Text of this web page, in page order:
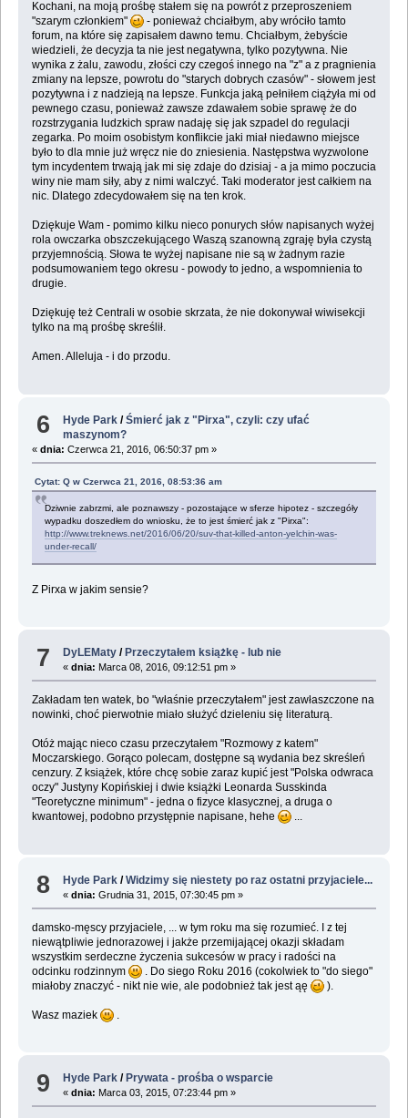
Kochani, na moją prośbę stałem się na powrót z przeproszeniem
"szarym członkiem"
- ponieważ chciałbym, aby wróciło tamto
forum, na które się zapisałem dawno temu. Chciałbym, żebyście
wiedzieli, że decyzja ta nie jest negatywna, tylko pozytywna. Nie
wynika z żalu, zawodu, złości czy czegoś innego na "z" a z pragnienia
zmiany na lepsze, powrotu do "starych dobrych czasów" - słowem jest
pozytywna i z nadzieją na lepsze. Funkcja jaką pełniłem ciążyła mi od
pewnego czasu, ponieważ zawsze zdawałem sobie sprawę że do
rozstrzygania ludzkich spraw nadaję się jak szpadel do regulacji
zegarka. Po moim osobistym konflikcie jaki miał niedawno miejsce
było to dla mnie już wręcz nie do zniesienia. Następstwa wyzwolone
tym incydentem trwają jak mi się zdaje do dzisiaj - a ja mimo poczucia
winy nie mam siły, aby z nimi walczyć. Taki moderator jest całkiem na
nic. Dlatego zdecydowałem się na ten krok.
Dziękuje Wam - pomimo kilku nieco ponurych słów napisanych wyżej
rola owczarka obszczekującego Waszą szanowną zgraję była czystą
przyjemnością. Słowa te wyżej napisane nie są w żadnym razie
podsumowaniem tego okresu - powody to jedno, a wspomnienia to
drugie.
Dziękuję też Centrali w osobie skrzata, że nie dokonywał wiwisekcji
tylko na mą prośbę skreślił.
Amen. Alleluja - i do przodu.
6 Hyde Park /Śmierć jak z "Pirxa", czyli: czy ufać
maszynom?
« dnia: Czerwca 21, 2016, 06:50:37 pm »
Cytat: Q w Czerwca 21, 2016, 08:53:36 am
Dziwnie zabrzmi, ale poznawszy - pozostające w sferze hipotez - szczegóły
wypadku doszedłem do wniosku, że to jest śmierć jak z "Pirxa":
http://www.treknews.net/2016/06/20/suv-that-killed-anton-yelchin-was-
under-recall/
Z Pirxa w jakim sensie?
7 DyLEMaty / Przeczytałem książkę - lub nie
«dnia: Marca 08, 2016, 09:12:51 pm »
Zakładam ten watek, bo "właśnie przeczytałem" jest zawłaszczone na
nowinki, choć pierwotnie miało służyć dzieleniu się literaturą.
Otóż mając nieco czasu przeczytałem "Rozmowy z katem"
Moczarskiego. Gorąco polecam, dostępne są wydania bez skreśleń
cenzury. Z książek, które chcę sobie zaraz kupić jest "Polska odwraca
oczy" Justyny Kopińskiej i dwie książki Leonarda Susskinda
"Teoretyczne minimum" - jedna o fizyce klasycznej, a druga o
kwantowej, podobno przystępnie napisane, hehe
...
8 Hyde Park /Widzimy się niestety po raz ostatni przyjaciele...
«dnia: Grudnia 31, 2015, 07:30:45 pm »
damsko-męscy przyjaciele, ... w tym roku ma się rozumieć. I z tej
niewątpliwie jednorazowej i jakże przemijającej okazji składam
wszystkim serdeczne życzenia sukcesów w pracy i radości na
odcinku rodzinnym
. Do siego Roku 2016 (cokolwiek to "do siego"
miałoby znaczyć - nikt nie wie, ale podobnież tak jest ąę
).
Wasz maziek .
9 Hyde Park / Prywata - prośba o wsparcie
«dnia: Marca 03, 2015, 07:23:44 pm »